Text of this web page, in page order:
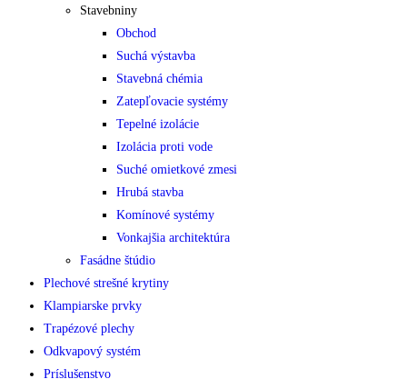
Stavebniny
Obchod
Suchá výstavba
Stavebná chémia
Zatepľovacie systémy
Tepelné izolácie
Izolácia proti vode
Suché omietkové zmesi
Hrubá stavba
Komínové systémy
Vonkajšia architektúra
Fasádne štúdio
Plechové strešné krytiny
Klampiarske prvky
Trapézové plechy
Odkvapový systém
Príslušenstvo